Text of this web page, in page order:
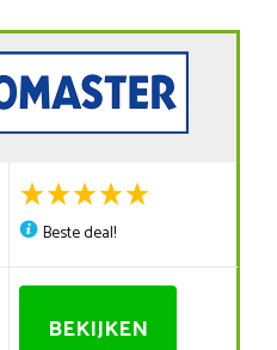
Beste deal!
BEKIJKEN